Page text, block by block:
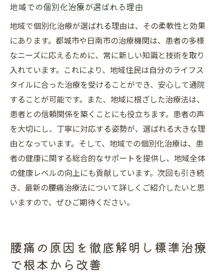
地域での個別化治療が選ばれる理由
地域で個別化治療が選ばれる理由は、その柔軟性と効果
にあります。都城市や日南市の治療機関は、患者の多様
なニーズに応えるために、常に新しい知識と技術を取り
入れています。これにより、地域住民は自分のライフス
タイルに合った治療を受けることができ、安心して通院
することが可能です。また、地域に根ざした治療法は、
患者との信頼関係を築くことにも役立ちます。患者の声
を大切にし、丁寧に対応する姿勢が、選ばれる大きな理
由となっています。そして、地域での個別化治療は、患
者の健康に関する総合的なサポートを提供し、地域全体
の健康レベルの向上にも貢献しています。次回も引き続
き、最新の腰痛治療法について詳しくご紹介したいと思
いますので、ぜひご期待ください。
腰痛の原因を徹底解明し標準治療
で根本から改善